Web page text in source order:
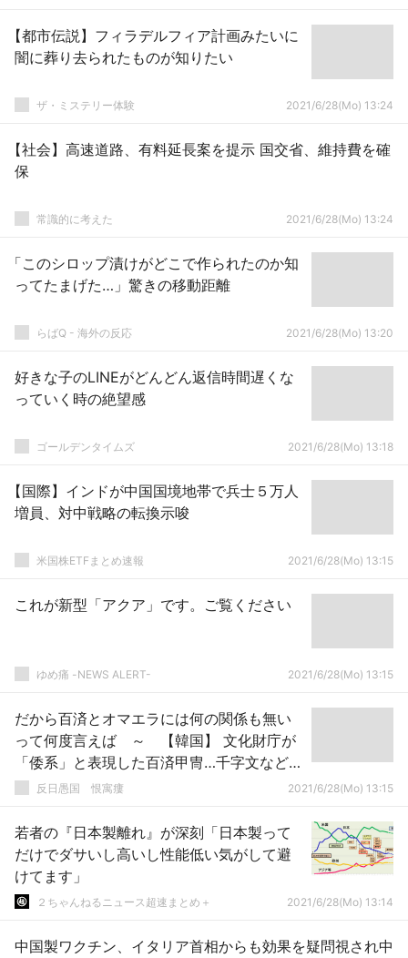
【都市伝説】フィラデルフィア計画みたいに
闇に葬り去られたものが知りたい
ザ・ミステリー体験 2021/6/28(Mo) 13:24
【社会】高速道路、有料延長案を提示 国交省、維持費を確
保
常識的に考えた 2021/6/28(Mo) 13:24
「このシロップ漬けがどこで作られたのか知
ってたまげた…」驚きの移動距離
らばQ - 海外の反応 2021/6/28(Mo) 13:20
好きな子のLINEがどんどん返信時間遅くな
っていく時の絶望感
ゴールデンタイムズ 2021/6/28(Mo) 13:18
【国際】インドが中国国境地帯で兵士５万人
増員、対中戦略の転換示唆
米国株ETFまとめ速報 2021/6/28(Mo) 13:15
これが新型「アクア」です。ご覧ください
ゆめ痛 -NEWS ALERT- 2021/6/28(Mo) 13:15
だから百済とオマエラには何の関係も無い
って何度言えば ～ 【韓国】 文化財庁が
「倭系」と表現した百済甲冑…千字文など、
我々が文明をほぼ一方的に日本に伝達した
反日愚国 恨寓瘻 2021/6/28(Mo) 13:15
若者の『日本製離れ』が深刻「日本製って
だけでダサいし高いし性能低い気がして避
けてます」
２ちゃんねるニュース超速まとめ＋ 2021/6/28(Mo) 13:14
中国製ワクチン、イタリア首相からも効果を疑問視され中